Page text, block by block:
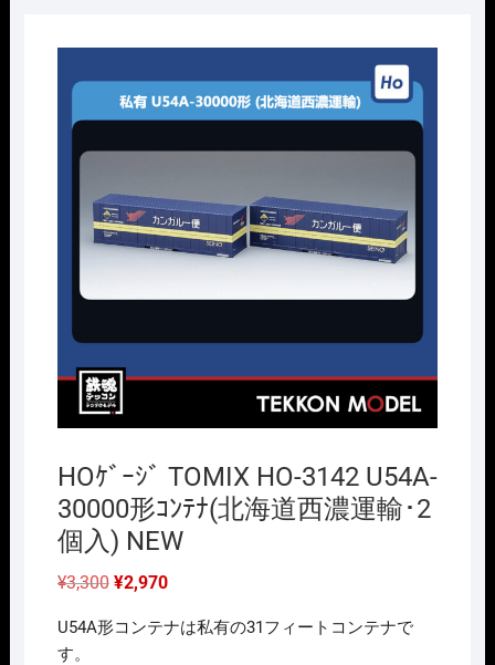
HOｹﾞｰｼﾞ TOMIX HO-3142 U54A-
30000形ｺﾝﾃﾅ(北海道西濃運輸･2
個入) NEW
¥3,300 元
格
¥2,970現
価
U54A形コンテナは私有の31フィートコンテナで
す。